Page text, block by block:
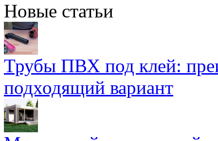
Новые статьи
Трубы ПВХ под клей:
подходящий вариант